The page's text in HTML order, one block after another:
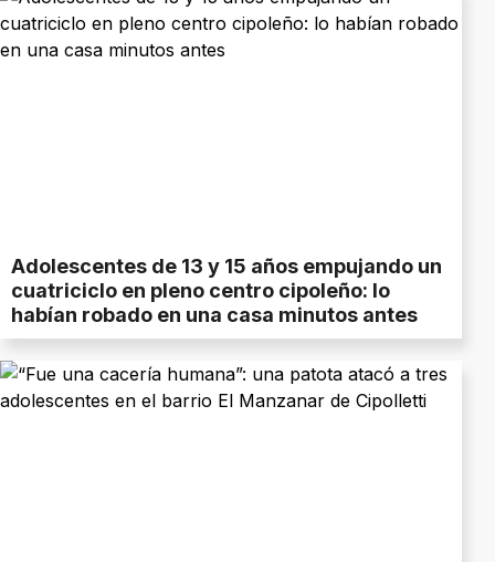
Adolescentes de 13 y 15 años empujando un
cuatriciclo en pleno centro cipoleño: lo
habían robado en una casa minutos antes